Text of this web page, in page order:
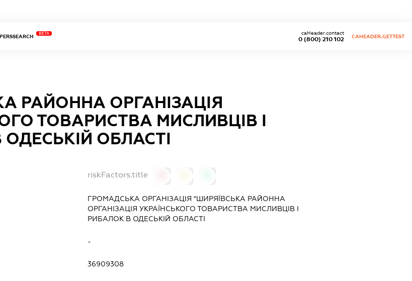
BETA
0 (800) 210 102
caHeader.contact
CAHEADER.GETTEST
РАЙОННА ОРГАНІЗАЦІЯ
ТОВАРИСТВА МИСЛИВЦІВ І
ОБЛАСТІ
riskFactors.title
ГРОМАДСЬКА ОРГАНІЗАЦІЯ "ШИРЯЇВСЬКА РАЙОННА
ОРГАНІЗАЦІЯ УКРАЇНСЬКОГО ТОВАРИСТВА МИСЛИВЦІВ І
РИБАЛОК В ОДЕСЬКІЙ ОБЛАСТІ
-
36909308